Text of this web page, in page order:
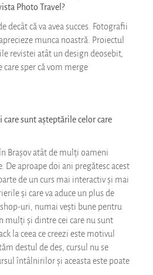
Photo Travel?
decât că va avea succes. Fotografii
munca noastră. Proiectul
revistei atât un design deosebit,
sper că vom merge
sunt așteptările celor care
Brașov atât de mulți oameni
aproape doi ani pregătesc acest
de un curs mai interactiv și mai
și care va aduce un plus de
uri, numai vești bune pentru
mulți și dintre cei care nu sunt
la ceea ce creezi este motivul
destul de des, cursul nu se
întâlnirilor și aceasta este poate